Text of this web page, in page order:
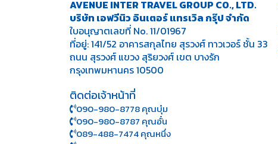
AVENUE INTER TRAVEL GROUP CO., LTD.
บริษัท เอฟวีนิว อินเตอร์ แทรเวิล กรุ๊ป จำกัด
ใบอนุญาตเลขที่ No. 11/01967
ที่อยู่: 141/52 อาคารสกุลไทย สุรวงศ์ ทาวเวอร์ ชั้น 33
ถนน สุรวงศ์ แขวง สุริยวงศ์ เขต บางรัก
กรุงเทพมหานคร 10500
ติดต่อเจ้าหน้าที่
090-980-8778 คุณบุ๋ม
090-980-8787 คุณอั๋น
089-488-7474 คุณหนึ่ง